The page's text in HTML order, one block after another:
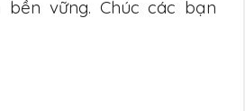
bền vững. Chúc các bạn